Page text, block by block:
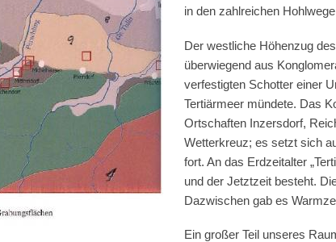
in den zahlreichen
Der westliche Höhenzug
überwiegend aus
verfestigten Schotter einer
Tertiärmeer mündete. Das
Ortschaften Inzersdorf,
Wetterkreuz; es setzt sich
fort. An das Erdzeitalter
und der Jetztzeit besteht.
Dazwischen gab es
Ein großer Teil unseres